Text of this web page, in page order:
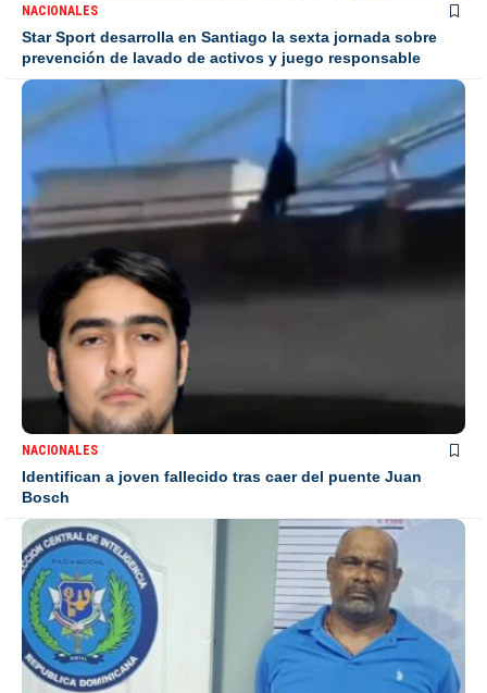
NACIONALES
Star Sport desarrolla en Santiago la sexta jornada sobre
prevención de lavado de activos y juego responsable
NACIONALES
Identifican a joven fallecido tras caer del puente Juan
Bosch